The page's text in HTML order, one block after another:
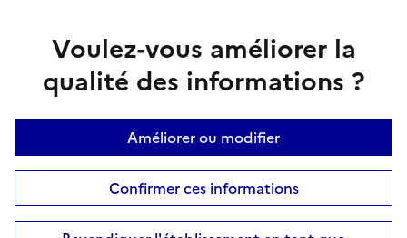
Voulez-vous améliorer la
qualité des informations ?
Améliorer ou modifier
Confirmer ces informations